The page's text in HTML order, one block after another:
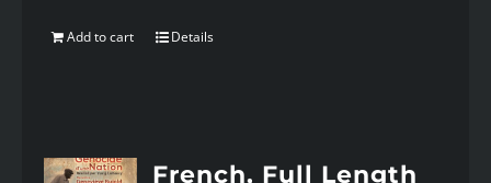
Add to cart Details
French, Full Length